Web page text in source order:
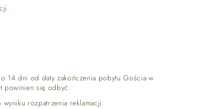
14 dni od daty zakończenia pobytu Gościa w
powinien się odbyć.
rozpatrzenia reklamacji.